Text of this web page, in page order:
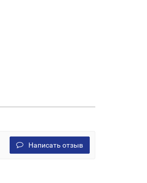
Написать отзыв